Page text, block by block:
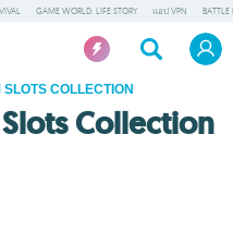
GAME WORLD: LIFE STORY แอป VPN BATTLE
SLOTS COLLECTION
Collection